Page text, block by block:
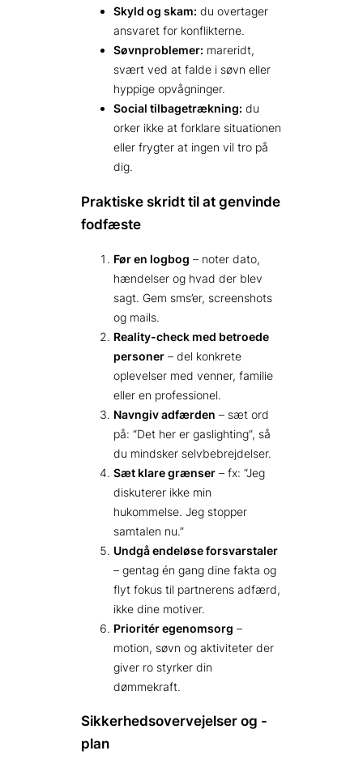
Skyld og skam: du overtager
ansvaret for konflikterne.
Søvnproblemer: mareridt,
svært ved at falde i søvn eller
hyppige opvågninger.
Social tilbagetrækning: du
orker ikke at forklare situationen
eller frygter at ingen vil tro på
dig.
Praktiske skridt til at genvinde
fodfæste
Før en logbog – noter dato,
hændelser og hvad der blev
sagt. Gem sms’er, screenshots
og mails.
Reality-check med betroede
personer – del konkrete
oplevelser med venner, familie
eller en professionel.
Navngiv adfærden – sæt ord
på: “Det her er gaslighting”, så
du mindsker selvbebrejdelser.
Sæt klare grænser – fx: “Jeg
diskuterer ikke min
hukommelse. Jeg stopper
samtalen nu.”
Undgå endeløse forsvarstaler
– gentag én gang dine fakta og
flyt fokus til partnerens adfærd,
ikke dine motiver.
Prioritér egenomsorg –
motion, søvn og aktiviteter der
giver ro styrker din
dømmekraft.
Sikkerhedsovervejelser og -
plan